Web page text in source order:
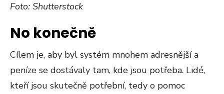
Foto: Shutterstock
No konečně
Cílem je, aby byl systém mnohem adresnější a
peníze se dostávaly tam, kde jsou potřeba. Lidé,
kteří jsou skutečně potřební, tedy o pomoc